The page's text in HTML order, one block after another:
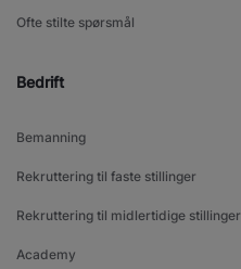
Ofte stilte spørsmål
Bedrift
Bemanning
Rekruttering til faste stillinger
Rekruttering til midlertidige stillinger
Academy